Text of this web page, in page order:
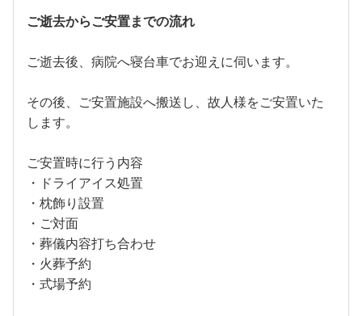
ご逝去からご安置までの流れ
ご逝去後、病院へ寝台車でお迎えに伺います。
その後、ご安置施設へ搬送し、故人様をご安置いた
します。
ご安置時に行う内容
・ドライアイス処置
・枕飾り設置
・ご対面
・葬儀内容打ち合わせ
・火葬予約
・式場予約